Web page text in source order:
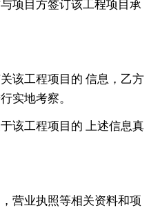
项目方签订该工程项目承
该工程项目的 信息，乙方
实地考察。
该工程项目的 上述信息真
营业执照等相关资料和项